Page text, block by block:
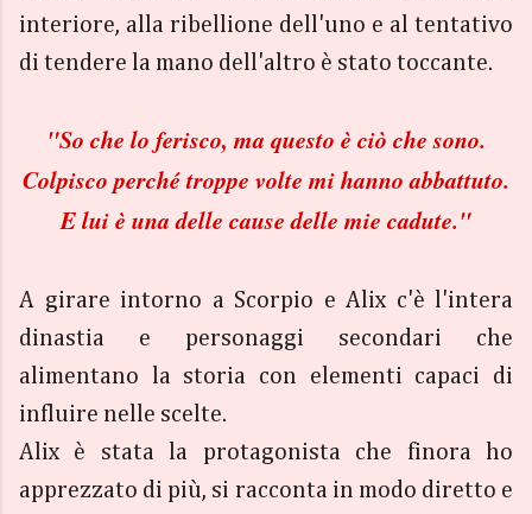
interiore, alla ribellione dell'uno e al tentativo
di tendere la mano dell'altro è stato toccante.
"So che lo ferisco, ma questo è ciò che sono.
Colpisco perché troppe volte mi hanno abbattuto.
E lui è una delle cause delle mie cadute."
A girare intorno a Scorpio e Alix c'è l'intera
dinastia e personaggi secondari che
alimentano la storia con elementi capaci di
influire nelle scelte.
Alix è stata la protagonista che finora ho
apprezzato di più, si racconta in modo diretto e